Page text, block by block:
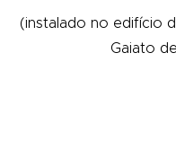
(instalado no edifício
Gaiato